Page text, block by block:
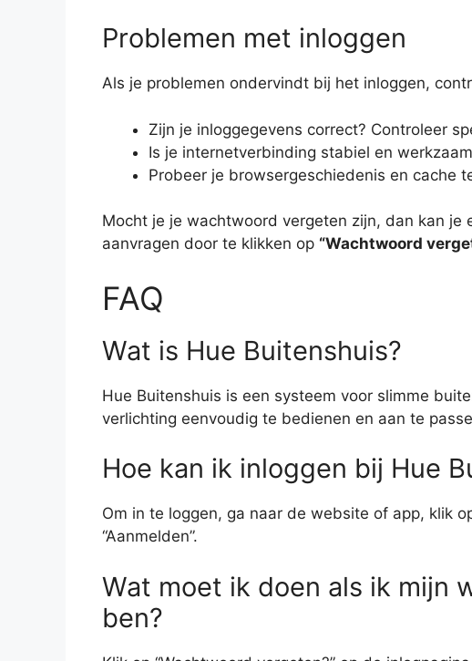
Problemen met inloggen
Als je problemen ondervindt bij het inloggen,
Zijn je inloggegevens correct? Controleer
Is je internetverbinding stabiel en
Probeer je browsergeschiedenis en cache
Mocht je je wachtwoord vergeten zijn, dan kan je
aanvragen door te klikken op “Wachtwoord
FAQ
Wat is Hue Buitenshuis?
Hue Buitenshuis is een systeem voor slimme
verlichting eenvoudig te bedienen en aan te
Hoe kan ik inloggen bij Hue
Om in te loggen, ga naar de website of app, klik
“Aanmelden”.
Wat moet ik doen als ik mijn
ben?